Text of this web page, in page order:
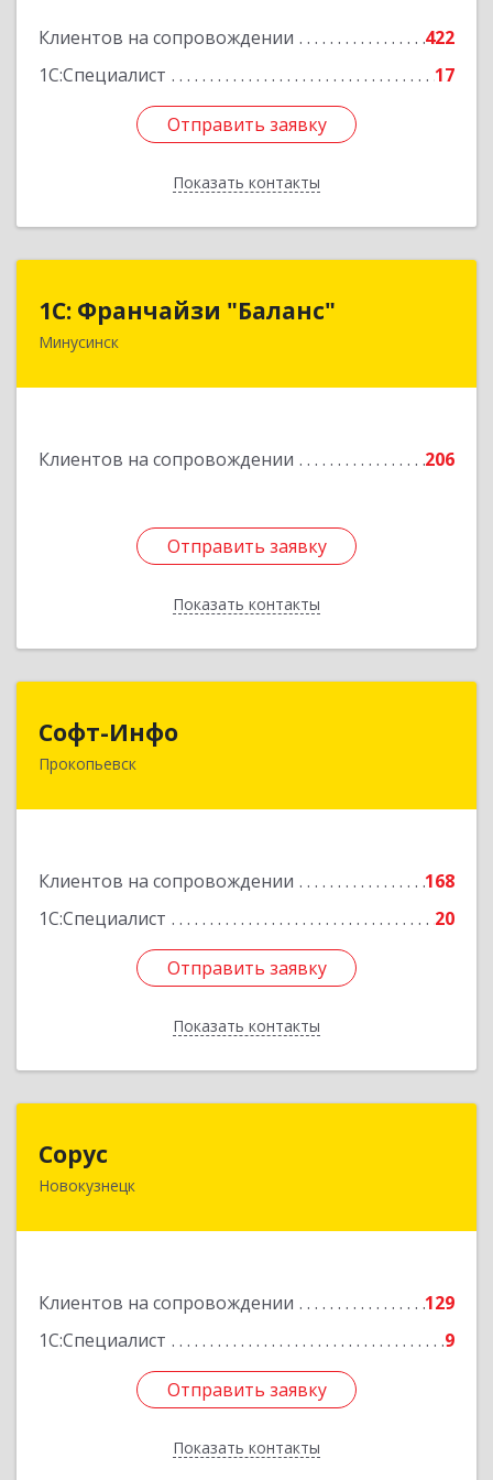
Клиентов на сопровождении
422
1С:Специалист
17
Отправить заявку
Показать контакты
Отправить заявку
Назад
1С: Франчайзи "Баланс"
Минусинск
Клиентов на сопровождении 206
Отправить заявку
Показать контакты
1С: Франчайзи "Баланс"
662610, Красноярский край, Минусинск г,
Отправить заявку
Назад
Софт-Инфо
Прокопьевск
Клиентов на сопровождении
168
1С:Специалист
20
Отправить заявку
Показать контакты
653039, Кемеровская область - Кузбасс,
Подробнее
Отправить заявку
Назад
Сорус
Новокузнецк
Клиентов на сопровождении
129
1С:Специалист
9
Отправить заявку
Показать контакты
654005, Кемеровская область - Кузбасс,
Подробнее
Отправить заявку
Назад